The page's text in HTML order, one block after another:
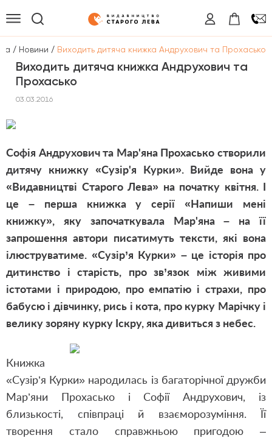
/ Новини / Виходить дитяча книжка Андрухович та Прохасько
Виходить дитяча книжка Андрухович та
Прохасько
03.03.2016
Софія Андрухович та Мар'яна Прохасько створили
дитячу книжку «Сузір'я Курки». Вийде вона у
«Видавництві Старого Лева» на початку квітня. І
це – перша книжка у серії «Напиши мені
книжку», яку започаткувала Мар'яна – на її
запрошення автори писатимуть тексти, які вона
ілюструватиме. «Сузір’я Курки» – це історія про
дитинство і старість, про зв’язок між живими
істотами і природою, про емпатію і страхи, про
бабусю і дівчинку, рись і кота, про курку Марічку і
велику зоряну курку Іскру, яка дивиться з небес.
Книжка
«Сузір’я Курки» народилась із багаторічної дружби
Мар’яни Прохасько і Софії Андрухович, із
близькості, співпраці й взаєморозуміння. Її
творення стало справжньою пригодою –